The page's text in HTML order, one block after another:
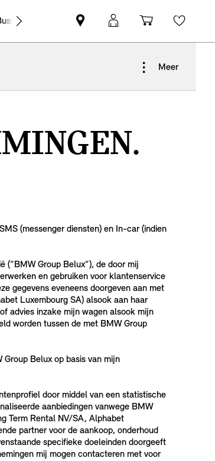
MINI
partner
MyMini-
login
Meer
(messenger diensten) en In-car (indien
Group Belux”), de door mij
en gebruiken voor klantenservice
gegevens eveneens doorgeven aan met
Luxembourg SA) alsook aan haar
advies inzake mijn wagen alsook mijn
worden tussen de met BMW Group
Belux op basis van mijn
door middel van een statistische
aanbiedingen vanwege BMW
Term Rental NV/SA, Alphabet
partner voor de aankoop, onderhoud
specifieke doeleinden doorgeeft
mij mogen contacteren met voor